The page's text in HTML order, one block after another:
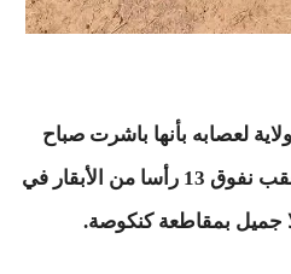
لعصابه بأنها باشرت صباح
اليوم الاثنين، تحقيقا ميدانيا عقب نفوق 13 رأسا من الأبقار في
جميل بمقاطعة كنكوصة.